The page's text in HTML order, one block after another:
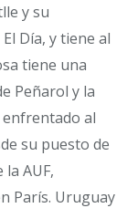
y su
Día, y tiene al
tiene una
Peñarol y la
enfrentado al
su puesto de
AUF,
París. Uruguay